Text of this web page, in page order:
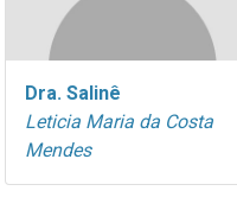
Dra. Salinê
Leticia Maria da Costa
Mendes